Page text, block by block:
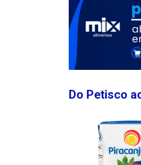
Do Petisco